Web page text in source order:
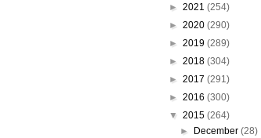
► 2021 (254)
► 2020 (290)
► 2019 (289)
► 2018 (304)
► 2017 (291)
► 2016 (300)
▼ 2015 (264)
►
December (28)